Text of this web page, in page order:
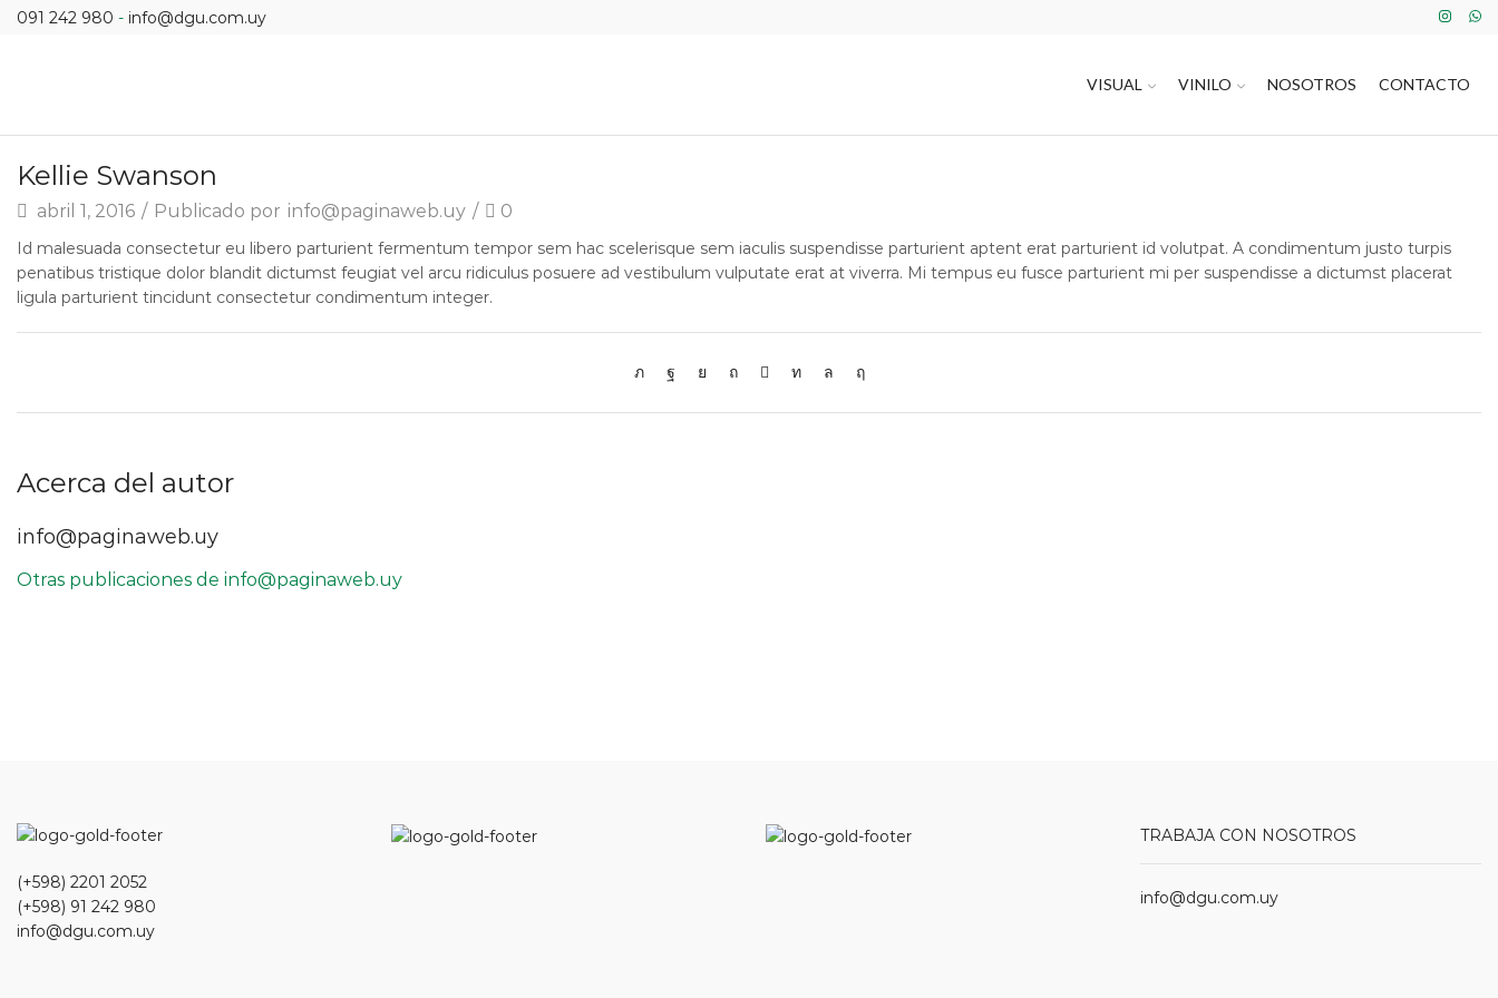
091 242 980 - info@dgu.com.uy
VISUAL VINILO NOSOTROS CONTACTO
Kellie Swanson
abril 1, 2016 / Publicado por info@paginaweb.uy / 0
Id malesuada consectetur eu libero parturient fermentum tempor sem hac scelerisque sem iaculis suspendisse parturient aptent erat parturient id volutpat. A condimentum justo turpis
penatibus tristique dolor blandit dictumst feugiat vel arcu ridiculus posuere ad vestibulum vulputate erat at viverra. Mi tempus eu fusce parturient mi per suspendisse a dictumst placerat
ligula parturient tincidunt consectetur condimentum integer.
Acerca del autor
info@paginaweb.uy
Otras publicaciones de info@paginaweb.uy
(+598) 2201 2052
(+598) 91 242 980
info@dgu.com.uy
TRABAJA CON NOSOTROS
info@dgu.com.uy